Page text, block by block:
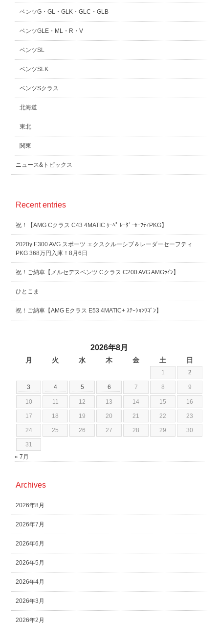
ベンツG・GL・GLK・GLC・GLB
ベンツGLE・ML・R・V
ベンツSL
ベンツSLK
ベンツSクラス
北海道
東北
関東
ニュース&トピックス
Recent entries
祝！【AMG Cクラス C43 4MATIC ｸｰﾍﾟ ﾚｰﾀﾞｰｾｰﾌﾃｨPKG】
2020y E300 AVG スポーツ エクスクルーシブ＆レーダーセーフティ
PKG 368万円入庫！8月6日
祝！ご納車【メルセデスベンツ Cクラス C200 AVG AMGﾗｲﾝ】
ひとこま
祝！ご納車【AMG Eクラス E53 4MATIC+ ｽﾃｰｼｮﾝﾜｺﾞﾝ】
2026年8月
月 火 水 木 金 土 日
1 2
3 4 5 6 7 8 9
10 11 12 13 14 15 16
17 18 19 20 21 22 23
24 25 26 27 28 29 30
31
« 7月
Archives
2026年8月
2026年7月
2026年6月
2026年5月
2026年4月
2026年3月
2026年2月